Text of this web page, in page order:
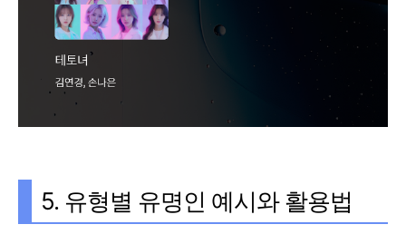
5. 유형별 유명인 예시와 활용법